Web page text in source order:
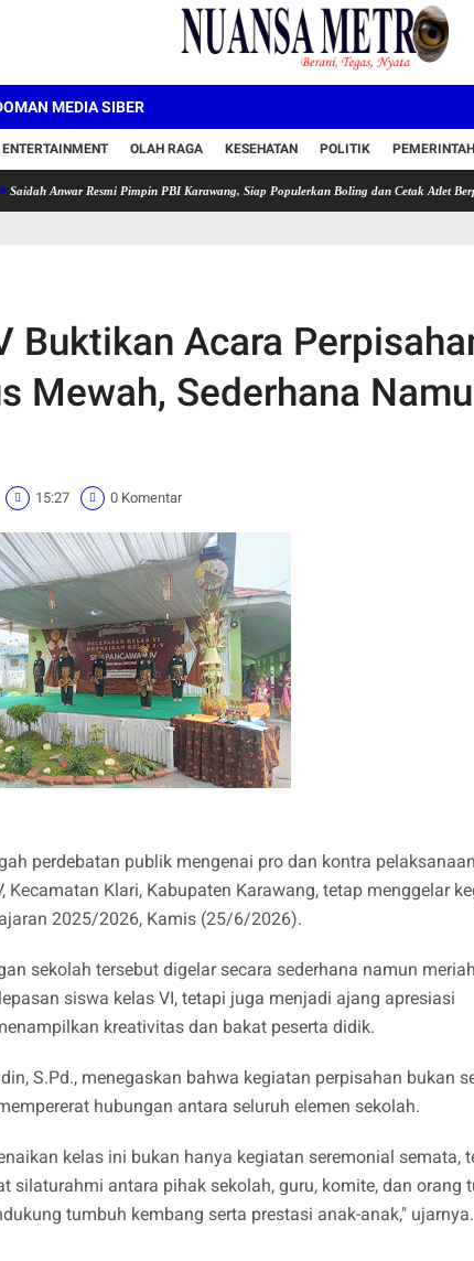
MEDIA SIBER
ENTERTAINMENT OLAH RAGA KESEHATAN POLITIK
Resmi Pimpin PBI Karawang, Siap Populerkan Boling dan Cetak Atlet Berprestasi
Buktikan Acara
Mewah, Sederhana
15:27 0 Komentar
perdebatan publik mengenai pro dan kontra
Kecamatan Klari, Kabupaten Karawang, tetap menggelar
2025/2026, Kamis (25/6/2026).
sekolah tersebut digelar secara sederhana namun
siswa kelas VI, tetapi juga menjadi ajang apresiasi
kreativitas dan bakat peserta didik.
S.Pd., menegaskan bahwa kegiatan perpisahan bukan
hubungan antara seluruh elemen sekolah.
kelas ini bukan hanya kegiatan seremonial semata,
silaturahmi antara pihak sekolah, guru, komite, dan orang
tumbuh kembang serta prestasi anak-anak," ujarnya.